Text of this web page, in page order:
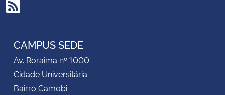
RSS
CAMPUS SEDE
Av. Roraima nº 1000
Cidade Universitária
Bairro Camobi